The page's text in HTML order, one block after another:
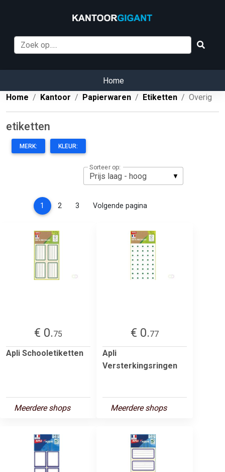
Home
Home
Kantoor Papierwaren Etiketten Overig
etiketten
MERK: KLEUR:
Sorteer op:
1 (current)
2 3 Volgende pagina
€ 0.75
Apli Schooletiketten
Meerdere shops
€ 0.77
Apli
Versterkingsringen
Meerdere shops